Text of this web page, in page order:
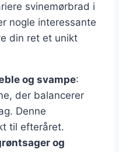
svinemørbrad i
nogle interessante
din ret et unikt
og svampe:
der balancerer
Denne
til efteråret.
og